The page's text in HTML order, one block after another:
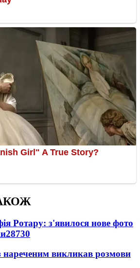
Ротару: з'явилося нове фото
28730
нареченим викликав розмови